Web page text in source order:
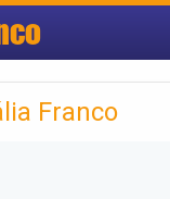
Franco